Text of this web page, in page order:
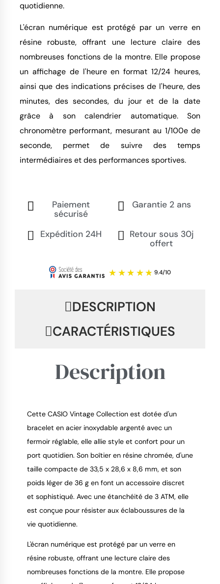
quotidienne.
L'écran numérique est protégé par un verre en
résine robuste, offrant une lecture claire des
nombreuses fonctions de la montre. Elle propose
un affichage de l'heure en format 12/24 heures,
ainsi que des indications précises de l'heure, des
minutes, des secondes, du jour et de la date
grâce à son calendrier automatique. Son
chronomètre performant, mesurant au 1/100e de
seconde, permet de suivre des temps
intermédiaires et des performances sportives.
Paiement
sécurisé
Garantie 2 ans
Expédition 24H
Retour sous 30j
offert
DESCRIPTION
CARACTÉRISTIQUES
Description
Cette CASIO Vintage Collection est dotée d'un
bracelet en acier inoxydable argenté avec un
fermoir réglable, elle allie style et confort pour un
port quotidien. Son boîtier en résine chromée, d'une
taille compacte de 33,5 x 28,6 x 8,6 mm, et son
poids léger de 36 g en font un accessoire discret
et sophistiqué. Avec une étanchéité de 3 ATM, elle
est conçue pour résister aux éclaboussures de la
vie quotidienne.
L'écran numérique est protégé par un verre en
résine robuste, offrant une lecture claire des
nombreuses fonctions de la montre. Elle propose